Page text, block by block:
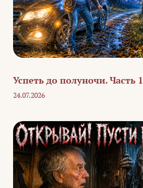
Успеть до полуночи. Часть 1
24.07.2026